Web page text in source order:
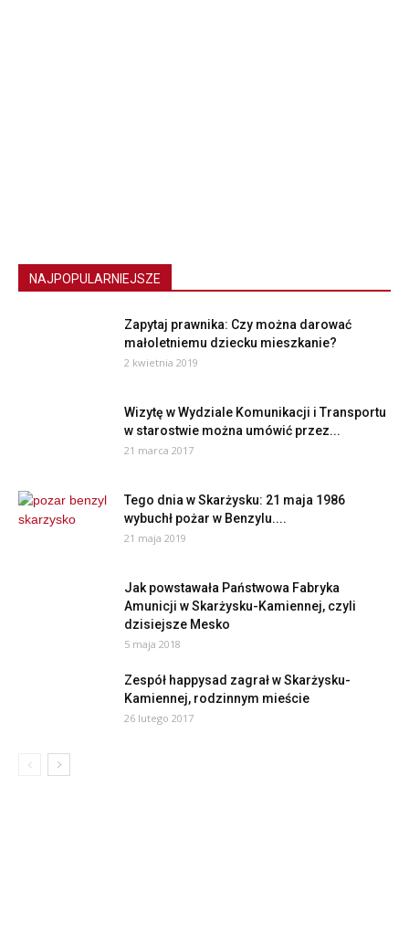
NAJPOPULARNIEJSZE
Zapytaj prawnika: Czy można darować
małoletniemu dziecku mieszkanie?
2 kwietnia 2019
Wizytę w Wydziale Komunikacji i Transportu
w starostwie można umówić przez...
21 marca 2017
Tego dnia w Skarżysku: 21 maja 1986
wybuchł pożar w Benzylu....
21 maja 2019
Jak powstawała Państwowa Fabryka
Amunicji w Skarżysku-Kamiennej, czyli
dzisiejsze Mesko
5 maja 2018
Zespół happysad zagrał w Skarżysku-
Kamiennej, rodzinnym mieście
26 lutego 2017